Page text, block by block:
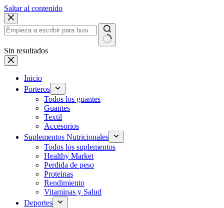
Saltar al contenido
Sin resultados
Inicio
Porteros
Todos los guantes
Guantes
Textil
Accesorios
Suplementos Nutricionales
Todos los suplementos
Healthy Market
Perdida de peso
Proteinas
Rendimiento
Vitaminas y Salud
Deportes